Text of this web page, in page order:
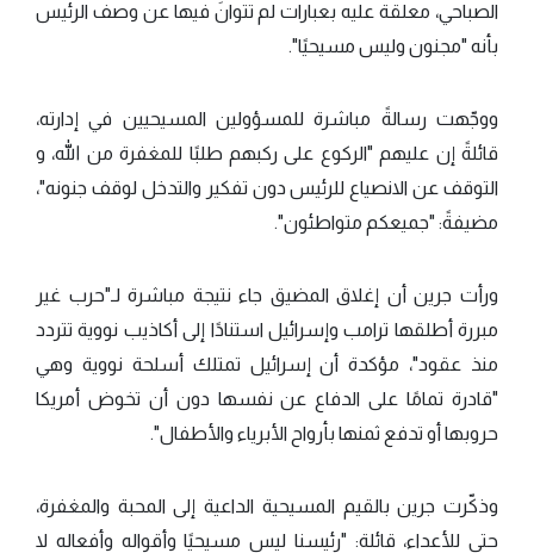
الصباحي، معلقة عليه بعبارات لم تتوانَ فيها عن وصف الرئيس
بأنه "مجنون وليس مسيحيًا".
ووجّهت رسالةً مباشرة للمسؤولين المسيحيين في إدارته،
قائلةً إن عليهم "الركوع على ركبهم طلبًا للمغفرة من الله، و
التوقف عن الانصياع للرئيس دون تفكير والتدخل لوقف جنونه"،
مضيفةً: "جميعكم متواطئون".
ورأت جرين أن إغلاق المضيق جاء نتيجة مباشرة لـ"حرب غير
مبررة أطلقها ترامب وإسرائيل استنادًا إلى أكاذيب نووية تتردد
منذ عقود"، مؤكدة أن إسرائيل تمتلك أسلحة نووية وهي
"قادرة تمامًا على الدفاع عن نفسها دون أن تخوض أمريكا
حروبها أو تدفع ثمنها بأرواح الأبرياء والأطفال".
وذكّرت جرين بالقيم المسيحية الداعية إلى المحبة والمغفرة،
حتى للأعداء، قائلة: "رئيسنا ليس مسيحيًا وأقواله وأفعاله لا